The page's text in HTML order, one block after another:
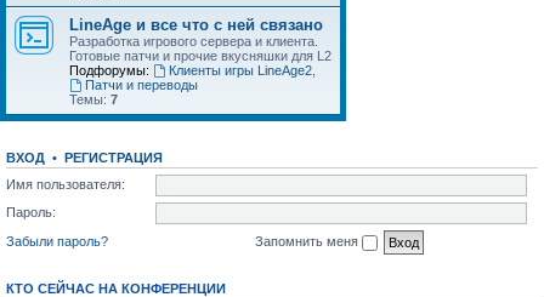
LineAge и все что с ней связано
Разработка игрового сервера и клиента.
Готовые патчи и прочие вкусняшки для L2
Подфорумы:
Клиенты игры LineAge2,
Патчи и переводы
Темы: 7
ВХОД • РЕГИСТРАЦИЯ
Имя пользователя:
Пароль:
Забыли пароль?
Запомнить меня
КТО СЕЙЧАС НА КОНФЕРЕНЦИИ